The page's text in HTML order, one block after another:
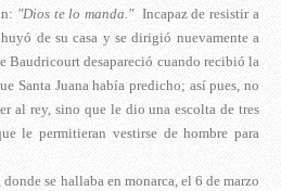
"Dios te lo manda." Incapaz de resistir a
de su casa y se dirigió nuevamente a
Baudricourt desapareció cuando recibió la
Santa Juana había predicho; así pues, no
al rey, sino que le dio una escolta de tres
le permitieran vestirse de hombre para
se hallaba en monarca, el 6 de marzo